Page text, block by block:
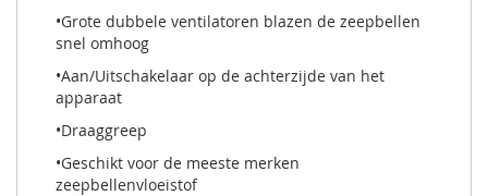
•Grote dubbele ventilatoren blazen de zeepbellen
snel omhoog
•Aan/Uitschakelaar op de achterzijde van het
apparaat
•Draaggreep
•Geschikt voor de meeste merken
zeepbellenvloeistof